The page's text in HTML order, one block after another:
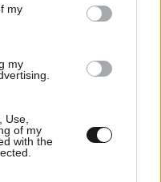
my
my
Use,
of my
with the
πετυχαίνουν
για τους gender
να ξαναχτίσουν